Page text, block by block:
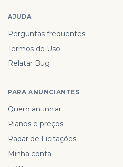
AJUDA
Perguntas frequentes
Termos de Uso
Relatar Bug
PARA ANUNCIANTES
Quero anunciar
Planos e preços
Radar de Licitações
Minha conta